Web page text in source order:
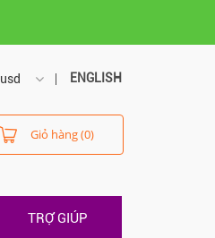
usd
usd
vnd
ENGLISH
Giỏ hàng (0)
TRỢ GIÚP